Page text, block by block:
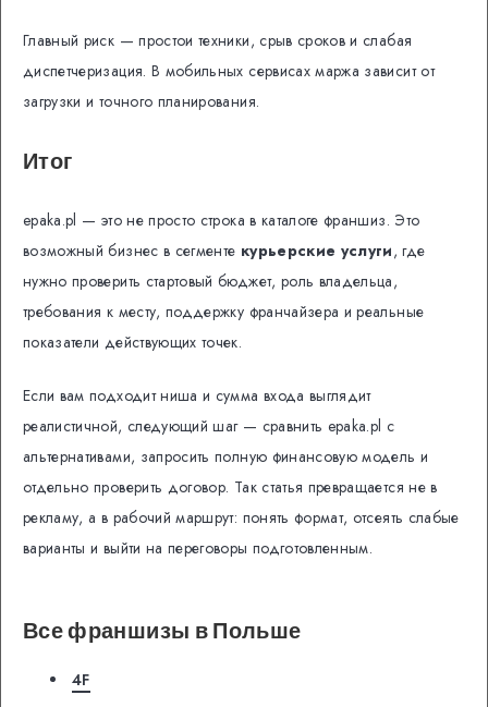
Главный риск — простои техники, срыв сроков и слабая
диспетчеризация. В мобильных сервисах маржа зависит от
загрузки и точного планирования.
Итог
epaka.pl — это не просто строка в каталоге франшиз. Это
возможный бизнес в сегменте курьерские услуги, где
нужно проверить стартовый бюджет, роль владельца,
требования к месту, поддержку франчайзера и реальные
показатели действующих точек.
Если вам подходит ниша и сумма входа выглядит
реалистичной, следующий шаг — сравнить epaka.pl с
альтернативами, запросить полную финансовую модель и
отдельно проверить договор. Так статья превращается не в
рекламу, а в рабочий маршрут: понять формат, отсеять слабые
варианты и выйти на переговоры подготовленным.
Все франшизы в Польше
4F